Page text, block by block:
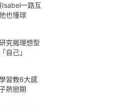
一路互
也懂球
究揭理想型
自己」
習教6大感
熱戀期